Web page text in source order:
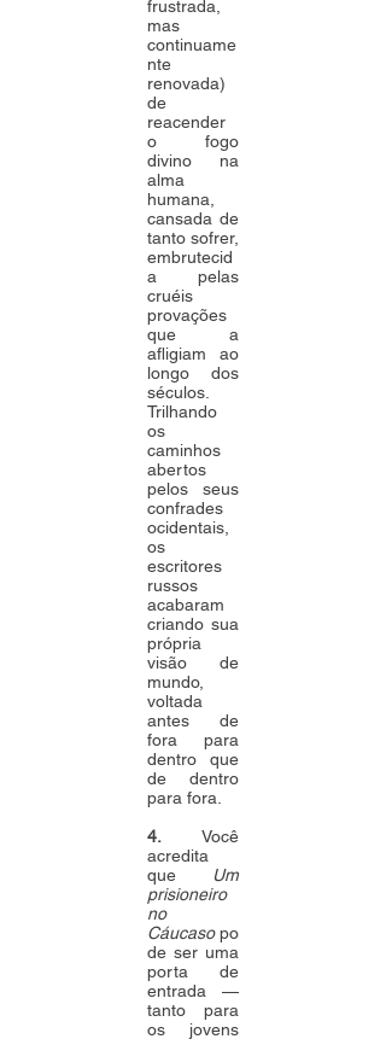
frustrada,
mas
continuame
nte
renovada)
de
reacender
o fogo
divino na
alma
humana,
cansada de
tanto sofrer,
embrutecid
a pelas
cruéis
provações
que a
afligiam ao
longo dos
séculos.
Trilhando
os
caminhos
abertos
pelos seus
confrades
ocidentais,
os
escritores
russos
acabaram
criando sua
própria
visão de
mundo,
voltada
antes de
fora para
dentro que
de dentro
para fora.
4. Você
acredita
que Um
prisioneiro
no
Cáucasopo
de ser uma
porta de
entrada —
tanto para
os jovens